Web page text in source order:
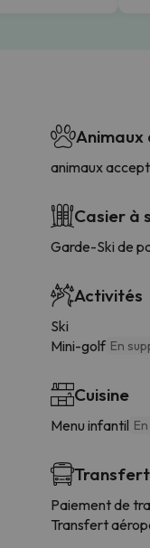
Animaux
animaux
Casier à
Garde-Ski de
Activités
Ski
Mini-golf En
Cuisine
Menu infantil
Paiement de
Transfert